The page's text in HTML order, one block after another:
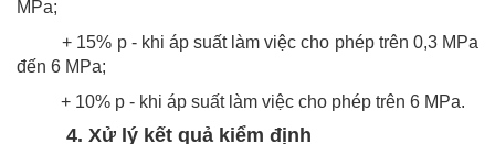
MPa;
+ 15% p - khi áp suất làm việc cho phép trên 0,3 MPa
đến 6 MPa;
+ 10% p - khi áp suất làm việc cho phép trên 6 MPa.
4. Xử lý kết quả kiểm định